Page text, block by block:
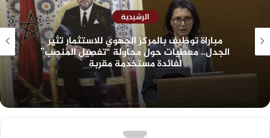
الرشيدية
مباراة توظيف بالمركز الجهوي للاستثمار تثير
الجدل.. معطيات حول محاولة “تفصيل المنصب”
لفائدة مستخدمة مقربة